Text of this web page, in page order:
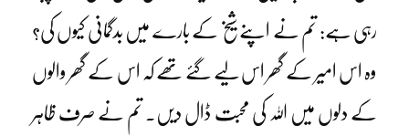
رہی ہے: تم نے اپنے شیخ کے بارے میں بدگمانی کیوں کی؟
وہ اس امیر کے گھر اس لیے گئے تھے کہ اس کے گھر والوں
کے دلوں میں اللہ کی محبت ڈال دیں۔ تم نے صرف ظاہر